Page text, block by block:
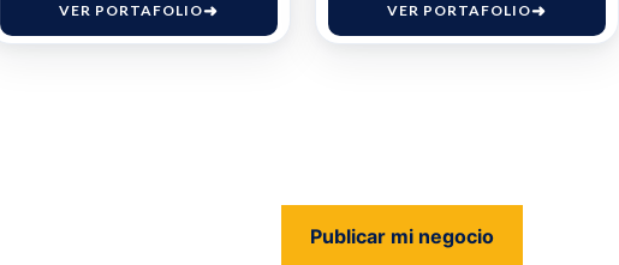
VER PORTAFOLIO VER PORTAFOLIO
Publicar mi negocio